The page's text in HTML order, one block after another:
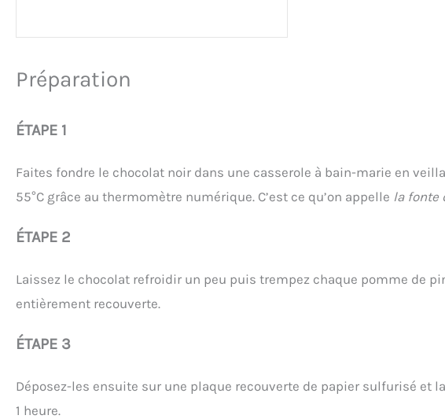
Préparation
ÉTAPE 1
Faites fondre le chocolat noir dans une casserole à bain-marie en
55°C grâce au thermomètre numérique. C’est ce qu’on appelle la fonte
ÉTAPE 2
Laissez le chocolat refroidir un peu puis trempez chaque pomme de
entièrement recouverte.
ÉTAPE 3
Déposez-les ensuite sur une plaque recouverte de papier sulfurisé et
1 heure.